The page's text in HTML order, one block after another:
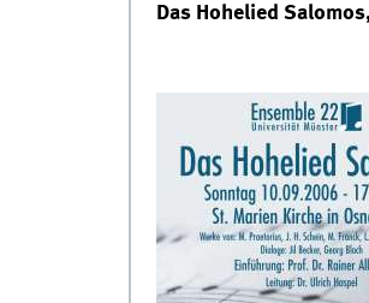
Das Hohelied